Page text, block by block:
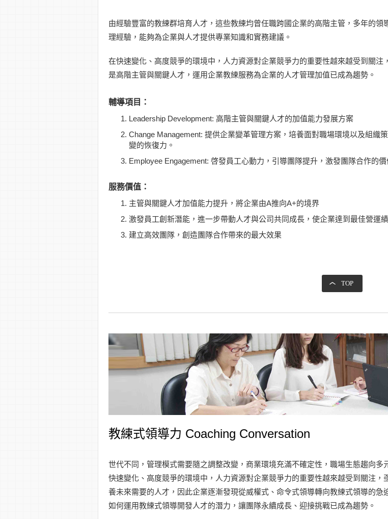
由經驗豐富的教練群培育人才，這些教練均曾任職跨國企業的高階主管，多年的領
理經驗，能夠為企業與人才提供專業知識和實務建議。
在快速變化、高度競爭的環境中，人力資源對企業競爭力的重要性越來越受到關注
是高階主管與關鍵人才，運用企業教練服務為企業的人才管理加值已成為趨勢。
輔導項目：
Leadership Development: 高階主管與關鍵人才的加值能力發展方案
Change Management: 提供企業變革管理方案，培養面對職場環境以及組織
變的恢復力。
Employee Engagement: 啓發員工心動力，引導團隊提升，激發團隊合作的價
服務價值：
主管與關鍵人才加值能力提升，將企業由A推向A+的境界
激發員工創新潛能，進一步帶動人才與公司共同成長，使企業達到最佳營運
建立高效團隊，創造團隊合作帶來的最大效果
TOP
教練式領導力 Coaching Conversation
世代不同，管理模式需要隨之調整改變，商業環境充滿不確定性，職場生態趨向多
快速變化、高度競爭的環境中，人力資源對企業競爭力的重要性越來越受到關注，
養未來需要的人才，因此企業逐漸發現從威權式、命令式領導轉向教練式領導的急
如何運用教練式領導開發人才的潛力，讓團隊永續成長、迎接挑戰已成為趨勢。